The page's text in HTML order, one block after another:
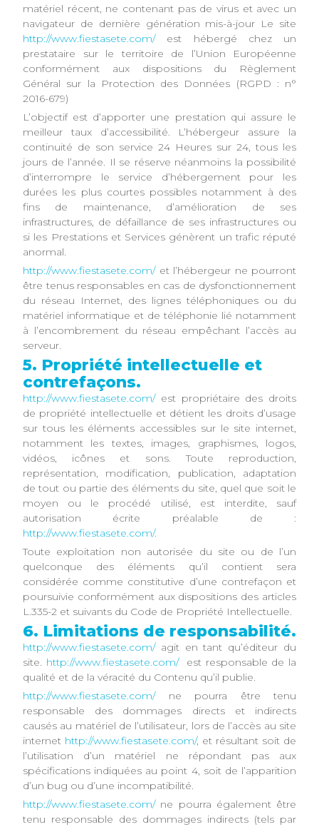
matériel récent, ne contenant pas de virus et avec un
navigateur de dernière génération mis-à-jour Le site
http://www.fiestasete.com/est hébergé chez un
prestataire sur le territoire de l’Union Européenne
conformément aux dispositions du Règlement
Général sur la Protection des Données (RGPD : n°
2016-679)
L’objectif est d’apporter une prestation qui assure le
meilleur taux d’accessibilité. L’hébergeur assure la
continuité de son service 24 Heures sur 24, tous les
jours de l’année. Il se réserve néanmoins la possibilité
d’interrompre le service d’hébergement pour les
durées les plus courtes possibles notamment à des
fins de maintenance, d’amélioration de ses
infrastructures, de défaillance de ses infrastructures ou
si les Prestations et Services génèrent un trafic réputé
anormal.
http://www.fiestasete.com/et l’hébergeur ne pourront
être tenus responsables en cas de dysfonctionnement
du réseau Internet, des lignes téléphoniques ou du
matériel informatique et de téléphonie lié notamment
à l’encombrement du réseau empêchant l’accès au
serveur.
5. Propriété intellectuelle et
contrefaçons.
http://www.fiestasete.com/est propriétaire des droits
de propriété intellectuelle et détient les droits d’usage
sur tous les éléments accessibles sur le site internet,
notamment les textes, images, graphismes, logos,
vidéos, icônes et sons. Toute reproduction,
représentation, modification, publication, adaptation
de tout ou partie des éléments du site, quel que soit le
moyen ou le procédé utilisé, est interdite, sauf
autorisation écrite préalable de :
http://www.fiestasete.com/.
Toute exploitation non autorisée du site ou de l’un
quelconque des éléments qu’il contient sera
considérée comme constitutive d’une contrefaçon et
poursuivie conformément aux dispositions des articles
L.335-2 et suivants du Code de Propriété Intellectuelle.
6. Limitations de responsabilité.
http://www.fiestasete.com/agit en tant qu’éditeur du
site. http://www.fiestasete.com/est responsable de la
qualité et de la véracité du Contenu qu’il publie.
http://www.fiestasete.com/ne pourra être tenu
responsable des dommages directs et indirects
causés au matériel de l’utilisateur, lors de l’accès au site
internet http://www.fiestasete.com/, et résultant soit de
l’utilisation d’un matériel ne répondant pas aux
spécifications indiquées au point 4, soit de l’apparition
d’un bug ou d’une incompatibilité.
http://www.fiestasete.com/ne pourra également être
tenu responsable des dommages indirects (tels par